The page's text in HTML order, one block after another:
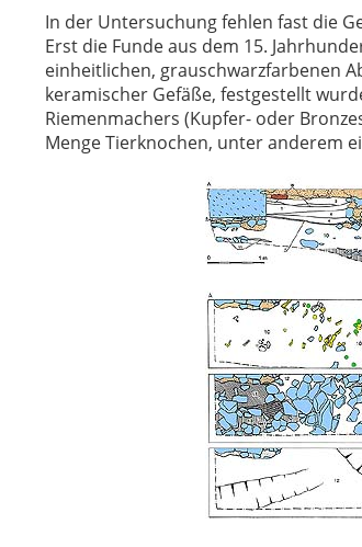
In der Untersuchung fehlen fast die
Erst die Funde aus dem 15.
einheitlichen, grauschwarzfarbenen
keramischer Gefäße, festgestellt
Riemenmachers (Kupfer- oder
Menge Tierknochen, unter anderem